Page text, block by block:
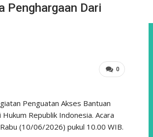
Penghargaan Dari
0
Penguatan Akses Bantuan
Republik Indonesia. Acara
(10/06/2026) pukul 10.00 WIB.